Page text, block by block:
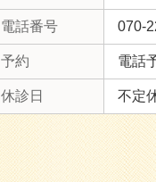
電話番号 070-
予約 電話
休診日 不定